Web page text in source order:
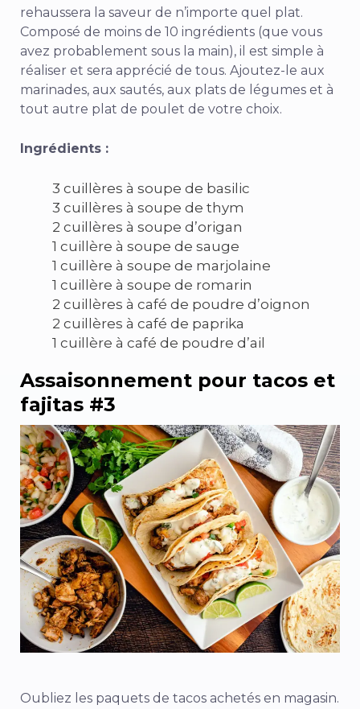
rehaussera la saveur de n’importe quel plat.
Composé de moins de 10 ingrédients (que vous
avez probablement sous la main), il est simple à
réaliser et sera apprécié de tous. Ajoutez-le aux
marinades, aux sautés, aux plats de légumes et à
tout autre plat de poulet de votre choix.
Ingrédients :
3 cuillères à soupe de basilic
3 cuillères à soupe de thym
2 cuillères à soupe d’origan
1 cuillère à soupe de sauge
1 cuillère à soupe de marjolaine
1 cuillère à soupe de romarin
2 cuillères à café de poudre d’oignon
2 cuillères à café de paprika
1 cuillère à café de poudre d’ail
Assaisonnement pour tacos et
fajitas #3
Oubliez les paquets de tacos achetés en magasin.